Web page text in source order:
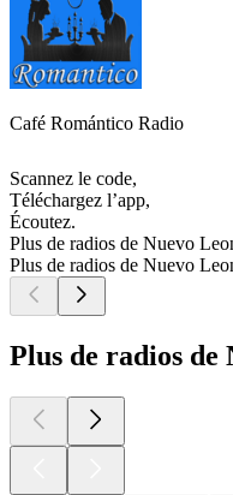
Café Romántico Radio
Scannez le code,
Téléchargez l’app,
Écoutez.
Plus de radios de Nuevo
Plus de radios de Nuevo
Plus de radios de